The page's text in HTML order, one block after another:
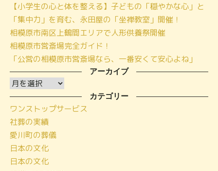
【小学生の心と体を整える】子どもの「穏やかな心」と
「集中力」を育む、永田屋の「坐禅教室」開催！
相模原市南区上鶴間エリアで人形供養祭開催
相模原市営斎場完全ガイド！
「公営の相模原市営斎場なら、一番安くて安心よね」
アーカイブ
ア
ー
カ
イ
ブ
カテゴリー
ワンストップサービス
社葬の実績
愛川町の葬儀
日本の文化
日本の文化